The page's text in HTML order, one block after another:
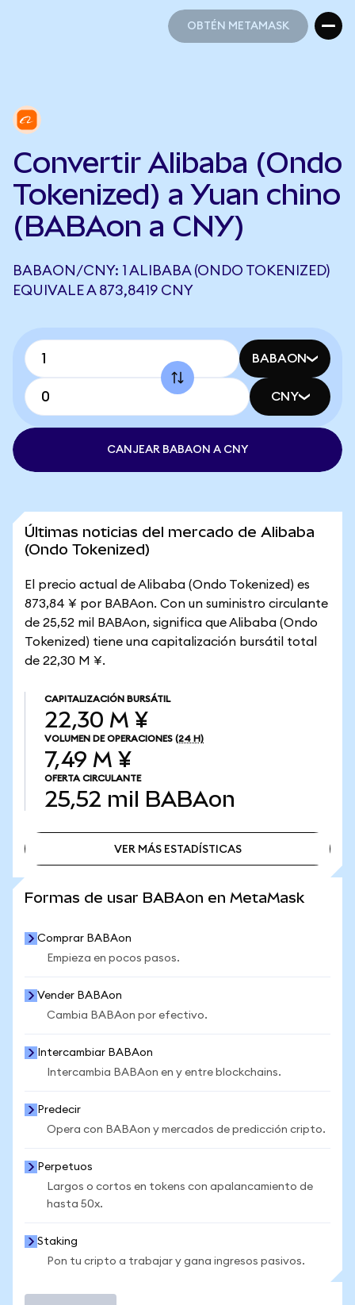
OBTÉN METAMASK
Convertir Alibaba (Ondo
Tokenized) a Yuan chino
(BABAon a CNY)
BABAON/CNY: 1 ALIBABA (ONDO TOKENIZED)
EQUIVALE A 873,8419 CNY
BABAON
CNY
CANJEAR BABAON A CNY
Últimas noticias del mercado de Alibaba
(Ondo Tokenized)
El precio actual de Alibaba (Ondo Tokenized) es
873,84 ¥ por BABAon. Con un suministro circulante
de 25,52 mil BABAon, significa que Alibaba (Ondo
Tokenized) tiene una capitalización bursátil total
de 22,30 M ¥.
CAPITALIZACIÓN BURSÁTIL
22,30 M ¥
VOLUMEN DE OPERACIONES (24 H)
7,49 M ¥
OFERTA CIRCULANTE
25,52 mil BABAon
VER MÁS ESTADÍSTICAS
Formas de usar BABAon en MetaMask
Comprar BABAon
Empieza en pocos pasos.
Vender BABAon
Cambia BABAon por efectivo.
Intercambiar BABAon
Intercambia BABAon en y entre blockchains.
Predecir
Opera con BABAon y mercados de predicción cripto.
Perpetuos
Largos o cortos en tokens con apalancamiento de
hasta 50x.
Staking
Pon tu cripto a trabajar y gana ingresos pasivos.